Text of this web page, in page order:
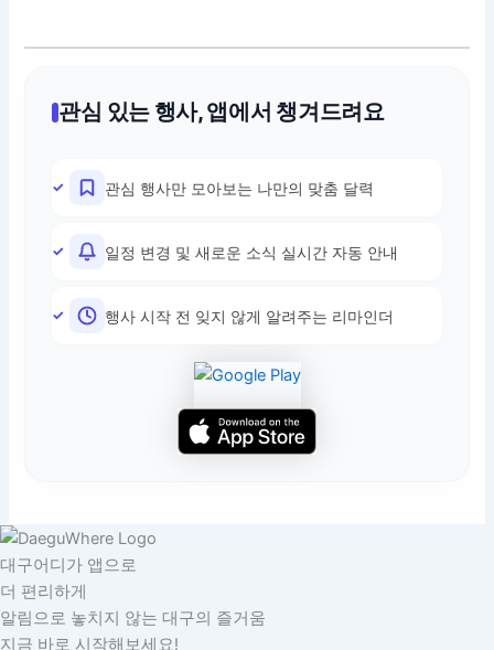
관심 있는 행사, 앱에서 챙겨드려요
관심 행사만 모아보는 나만의 맞춤 달력
일정 변경 및 새로운 소식 실시간 자동 안내
행사 시작 전 잊지 않게 알려주는 리마인더
대구어디가 앱으로
더 편리하게
알림으로 놓치지 않는 대구의 즐거움
지금 바로 시작해보세요!